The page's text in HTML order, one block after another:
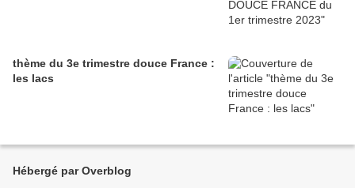
thème du 3e trimestre douce France :
les lacs
Hébergé par Overblog